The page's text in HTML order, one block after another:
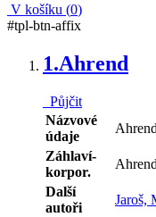
V košíku (0)
#tpl-btn-affix
1.Ahrend
Půjčit
Názvové
údaje
Záhlaví-
korpor.
Ahrend
Další
autoři
Jaroš,